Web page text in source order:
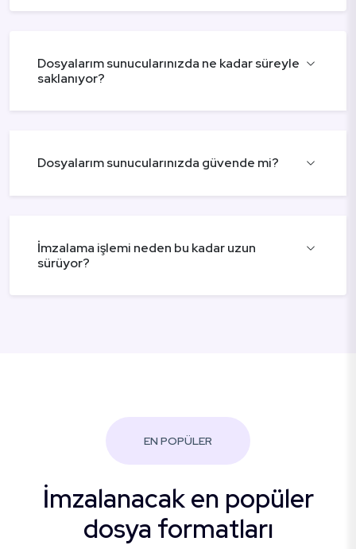
Dosyalarım sunucularınızda ne kadar süreyle
saklanıyor?
Dosyalarım sunucularınızda güvende mi?
İmzalama işlemi neden bu kadar uzun
sürüyor?
EN POPÜLER
İmzalanacak en popüler
dosya formatları